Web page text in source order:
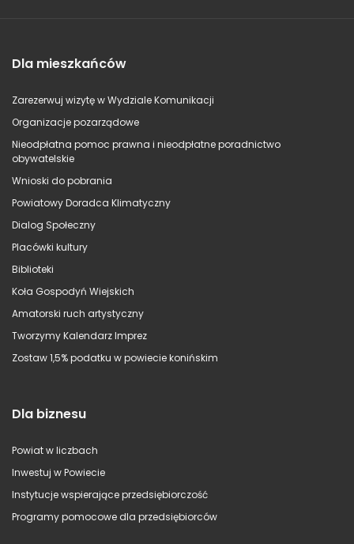
Dla mieszkańców
Zarezerwuj wizytę w Wydziale Komunikacji
Organizacje pozarządowe
Nieodpłatna pomoc prawna i nieodpłatne poradnictwo
obywatelskie
Wnioski do pobrania
Powiatowy Doradca Klimatyczny
Dialog Społeczny
Placówki kultury
Biblioteki
Koła Gospodyń Wiejskich
Amatorski ruch artystyczny
Tworzymy Kalendarz Imprez
Zostaw 1,5% podatku w powiecie konińskim
Dla biznesu
Powiat w liczbach
Inwestuj w Powiecie
Instytucje wspierające przedsiębiorczość
Programy pomocowe dla przedsiębiorców